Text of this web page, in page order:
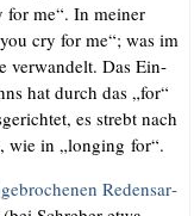
for me“. In mei­ner
cry for me“; was im
ver­wan­delt. Das Ein­
hat durch das „for“
es strebt nach
wie in „lon­ging for“.
Redens­ar­